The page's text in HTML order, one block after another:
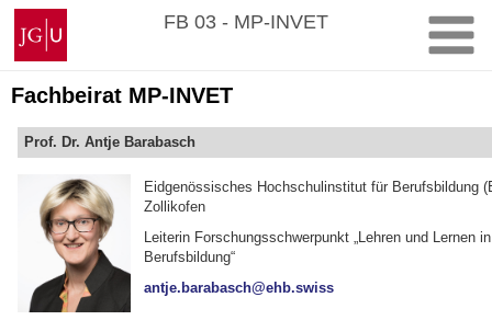
Zum
Inhalt
springen
Johannes
Gutenberg-
Universität
Mainz
FB 03 - MP-INVET
Fachbeirat MP-INVET
Prof. Dr. Antje Barabasch
Eidgenössisches Hochschulinstitut für Berufsbildung
Zollikofen
Leiterin Forschungsschwerpunkt „Lehren und Lernen
Berufsbildung“
antje.barabasch@ehb.swiss